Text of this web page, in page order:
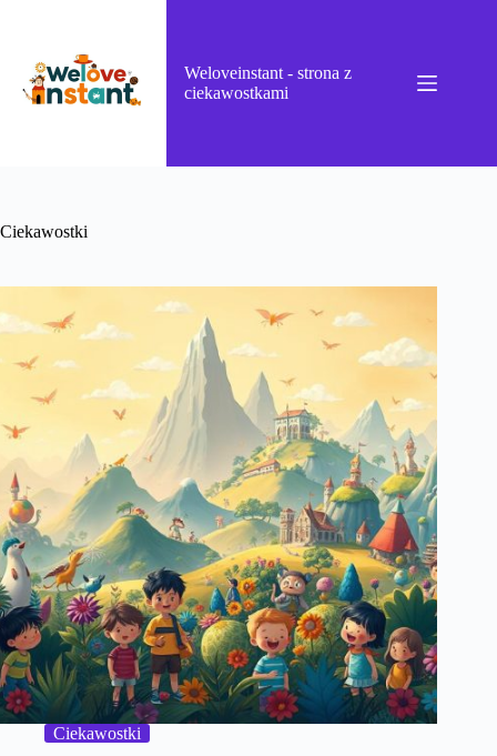
Weloveinstant - strona z
ciekawostkami
Ciekawostki
Ciekawostki